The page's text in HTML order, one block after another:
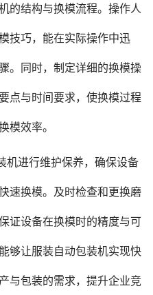
的结构与换模流程。操作人
技巧，能在实际操作中迅
。同时，制定详细的换模操
点与时间要求，使换模过程
模效率。
机进行维护保养，确保设备
速换模。及时检查和更换磨
证设备在换模时的精度与可
够让服装自动包装机实现快
与包装的需求，提升企业竞